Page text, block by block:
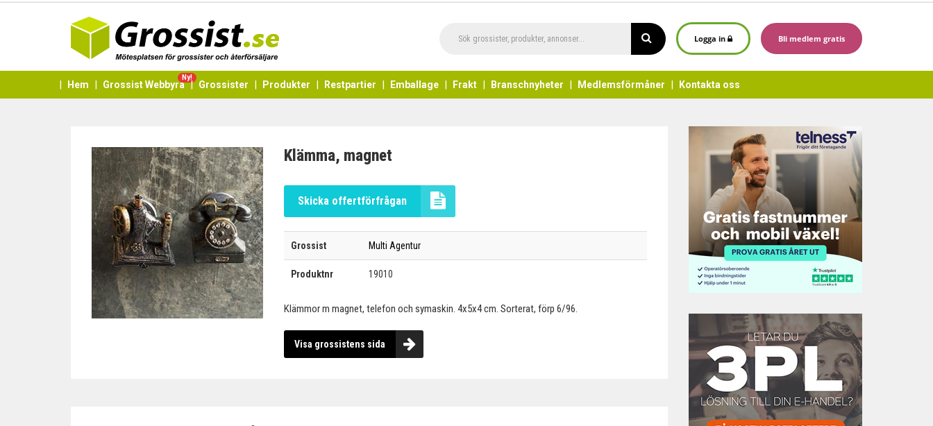
Logga in Bli medlem gratis
Hem Grossist Webbyrå
Ny!
Grossister Produkter Restpartier Emballage Frakt Branschnyheter Medlemsförmåner Kontakta oss
Klämma, magnet
Skicka offertförfrågan
Grossist Multi Agentur
Produktnr 19010
Klämmor m magnet, telefon och symaskin. 4x5x4 cm. Sorterat, förp 6/96.
Visa grossistens sida